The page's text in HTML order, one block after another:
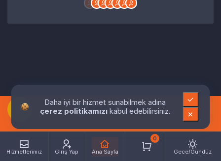
Hizmetlerimiz Giriş Yap Ana Sayfa
0
Gece/Gündüz
Daha iyi bir hizmet sunabilmek adına
çerez politikamızı kabul edebilirsiniz.